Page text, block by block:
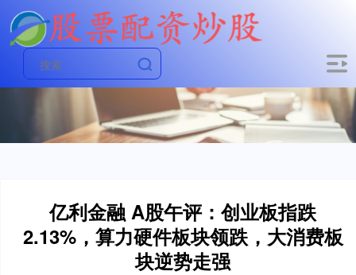
亿利金融 A股午评：创业板指跌
2.13%，算力硬件板块领跌，大消费板
块逆势走强